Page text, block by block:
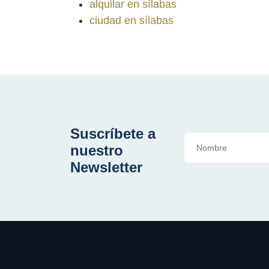
alquilar en sílabas
ciudad en sílabas
Suscríbete a
nuestro
Newsletter